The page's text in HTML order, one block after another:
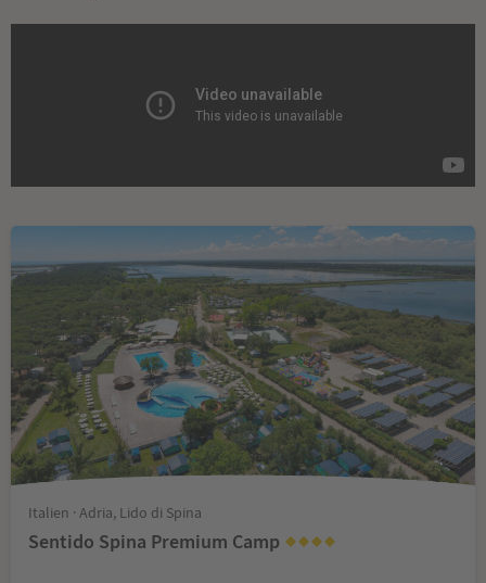
Italien · Adria, Lido di Spina
Sentido Spina Premium Camp